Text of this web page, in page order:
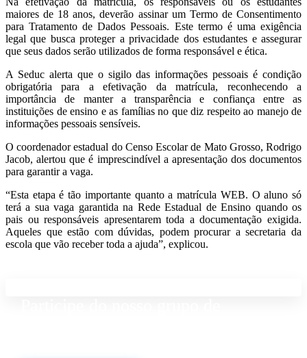
maiores de 18 anos, deverão assinar um Termo de Consentimento
para Tratamento de Dados Pessoais. Este termo é uma exigência
legal que busca proteger a privacidade dos estudantes e assegurar
que seus dados serão utilizados de forma responsável e ética.
A Seduc alerta que o sigilo das informações pessoais é condição
obrigatória para a efetivação da matrícula, reconhecendo a
importância de manter a transparência e confiança entre as
instituições de ensino e as famílias no que diz respeito ao manejo de
informações pessoais sensíveis.
O coordenador estadual do Censo Escolar de Mato Grosso, Rodrigo
Jacob, alertou que é imprescindível a apresentação dos documentos
para garantir a vaga.
“Esta etapa é tão importante quanto a matrícula WEB. O aluno só
terá a sua vaga garantida na Rede Estadual de Ensino quando os
pais ou responsáveis apresentarem toda a documentação exigida.
Aqueles que estão com dúvidas, podem procurar a secretaria da
escola que vão receber toda a ajuda”, explicou.